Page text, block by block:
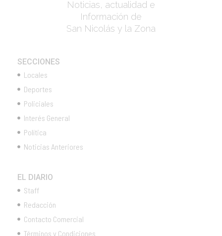
Noticias, actualidad e
Información de
San Nicolás y la Zona
SECCIONES
Locales
Deportes
Policiales
Interés General
Política
Noticias Anteriores
EL DIARIO
Staff
Redacción
Contacto Comercial
Términos y Condiciones